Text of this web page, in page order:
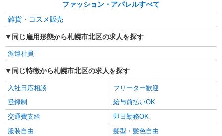
化粧品・コスメ販売
慮致します スマホでかんたんに前払いで給与が受
け取れます（※上限、条件あり）
北海道札幌市北区 大丸札幌店 札幌駅より徒
歩5分
キープ
ファッション・アパレルすべて
雑貨・コスメ販売
同じ雇用形態から札幌市北区の求人を探す
派遣社員
同じ特徴から札幌市北区の求人を探す
入社日応相談
フリーター歓迎
登録制
給与前払いOK
交通費支給
即日勤務OK
服装自由
髪型・髪色自由